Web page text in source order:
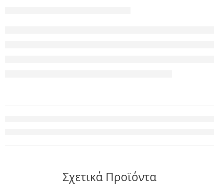
Σχετικά Προϊόντα